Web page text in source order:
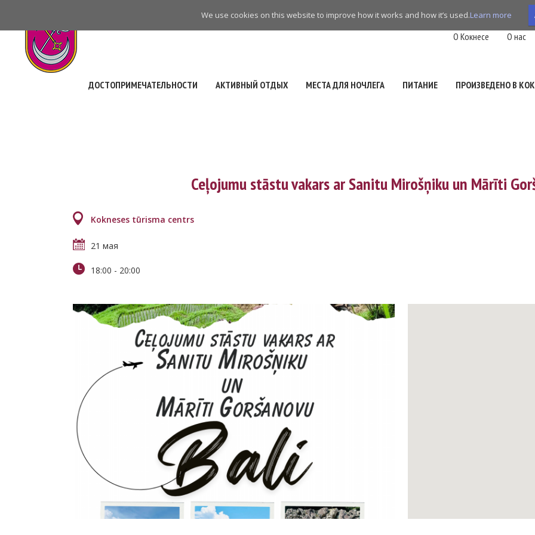
We use cookies on this website to improve how it works and how it’s used.Learn more
navigation
O Кокнесе О нас
ДОСТОПРИМЕЧАТЕЛЬНОСТИ АКТИВНЫЙ ОТДЫХ МЕСТА ДЛЯ НОЧЛЕГА ПИТАНИЕ ПРОИЗВЕДЕНО В
Ceļojumu stāstu vakars ar Sanitu Mirošņiku un Mārīti
Kokneses tūrisma centrs
21 мая
18:00 - 20:00